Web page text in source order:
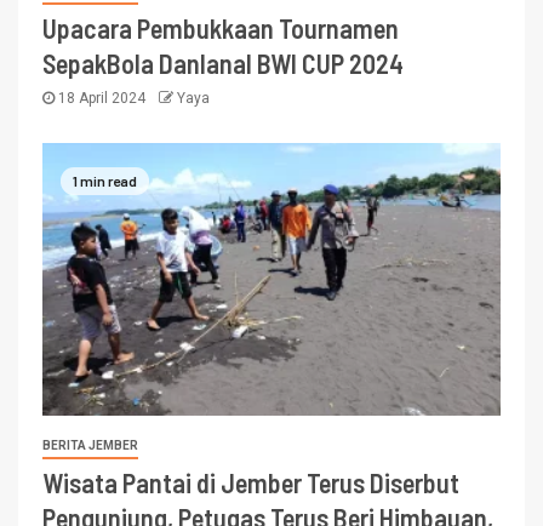
Upacara Pembukkaan Tournamen
SepakBola Danlanal BWI CUP 2024
18 April 2024 Yaya
1 min read
BERITA JEMBER
Wisata Pantai di Jember Terus Diserbut
Pengunjung, Petugas Terus Beri Himbauan,